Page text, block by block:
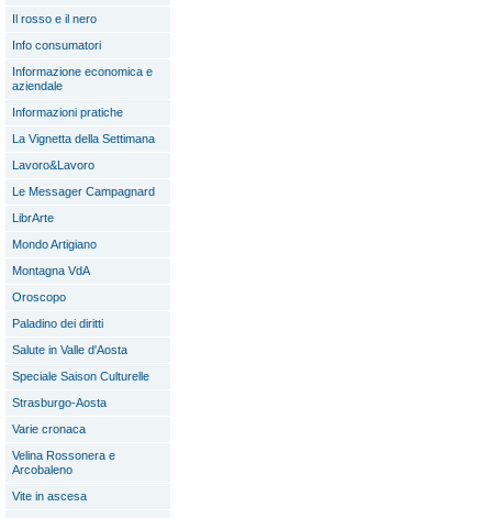
Il rosso e il nero
Info consumatori
Informazione economica e
aziendale
Informazioni pratiche
La Vignetta della Settimana
Lavoro&Lavoro
Le Messager Campagnard
LibrArte
Mondo Artigiano
Montagna VdA
Oroscopo
Paladino dei diritti
Salute in Valle d'Aosta
Speciale Saison Culturelle
Strasburgo-Aosta
Varie cronaca
Velina Rossonera e
Arcobaleno
Vite in ascesa